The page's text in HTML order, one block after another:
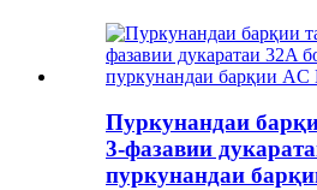
Пуркунандаи
3-фазавии
пуркунандаи